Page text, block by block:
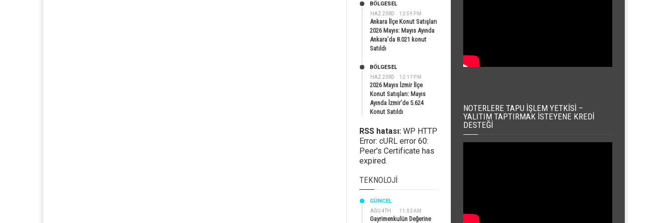
HAZ 23RD 12:59 PM
BÖLGESEL
Ankara İlçe Konut Satışları
2026 Mayıs: Mayıs Ayında
Ankara’da 8.021 konut
Satıldı
HAZ 23RD 12:17 PM
BÖLGESEL
2026 Mayıs İzmir İlçe
Konut Satışları: Mayıs
Ayında İzmir’de 5.624
Konut Satıldı
RSS hatası: WP HTTP
Error: cURL error 60:
Peer's Certificate has
expired.
TEKNOLOJI
AĞU 4TH 11:02 AM
GÜNCEL
Gayrimenkulün Değerine
NOTERLERE TAPU İŞLEM YETKISI –
YALITIM TAPTIRMAK İSTEYENE KREDI
DESTEĞI